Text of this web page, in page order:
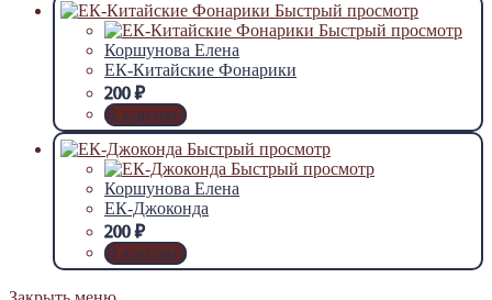
Быстрый просмотр
Быстрый просмотр
Коршунова Елена
ЕК-Китайские Фонарики
200₽
В корзину
Быстрый просмотр
Быстрый просмотр
Коршунова Елена
ЕК-Джоконда
200₽
В корзину